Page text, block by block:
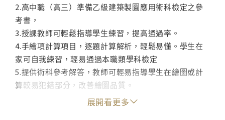
2.高中職（高三）準備乙級建築製圖應用術科檢定之參
考書，
3.授課教師可輕鬆指導學生練習，提高通過率。
4.手繪項計算項目，逐題計算解析，輕鬆易懂。學生在
家可自我練習，輕易通過本職類學科檢定
5.提供術科參考解答，教師可輕易指導學生在繪圖或計
算較易犯錯部分，改善繪圖品質。
展開看更多